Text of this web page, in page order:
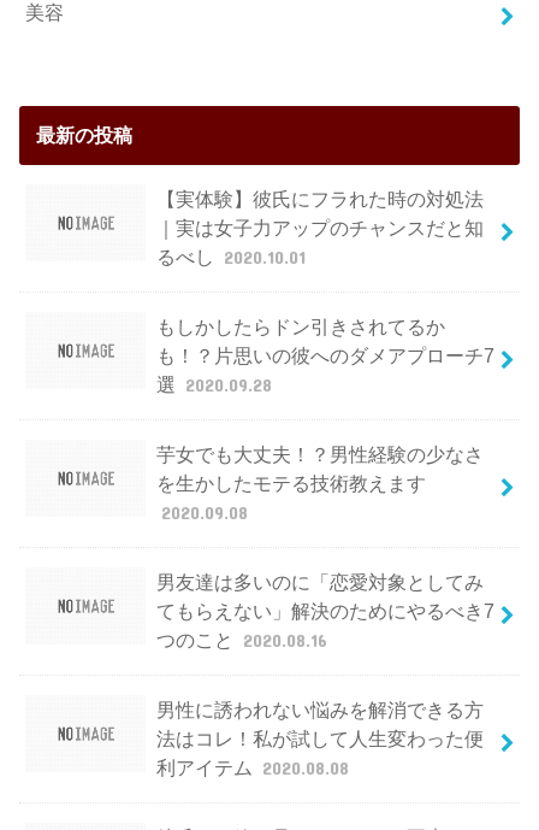
美容
最新の投稿
【実体験】彼氏にフラれた時の対処法
｜実は女子力アップのチャンスだと知
るべし
2020.10.01
もしかしたらドン引きされてるか
も！？片思いの彼へのダメアプローチ7
選 2020.09.28
芋女でも大丈夫！？男性経験の少なさ
を生かしたモテる技術教えます
2020.09.08
男友達は多いのに「恋愛対象としてみ
てもらえない」解決のためにやるべき7
つのこと
2020.08.16
男性に誘われない悩みを解消できる方
法はコレ！私が試して人生変わった便
利アイテム
2020.08.08